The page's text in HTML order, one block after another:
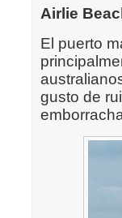
Airlie
El puerto
gusto de